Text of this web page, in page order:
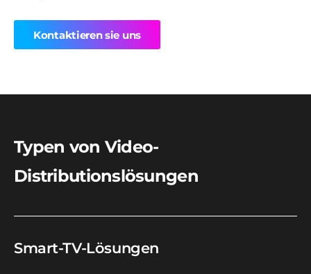
Kontaktieren sie uns
Typen von Video-
Distributionslösungen
Smart-TV-Lösungen